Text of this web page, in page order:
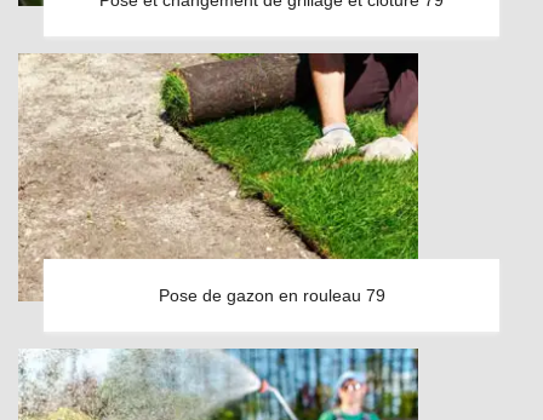
Pose de gazon en rouleau 79